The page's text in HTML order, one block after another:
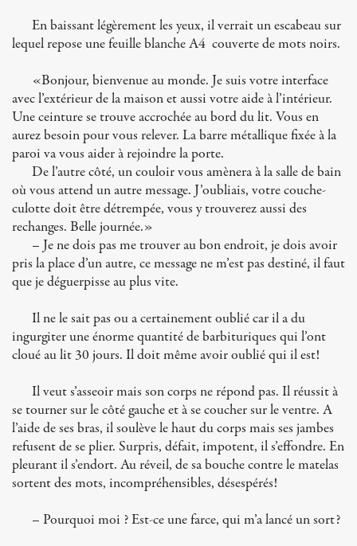
En baissant légèrement les yeux, il verrait un escabeau sur
lequel repose une feuille blanche A4 couverte de mots noirs.
«Bonjour, bienvenue au monde. Je suis votre interface
avec l’extérieur de la maison et aussi votre aide à l’intérieur.
Une ceinture se trouve accrochée au bord du lit. Vous en
aurez besoin pour vous relever. La barre métallique fixée à la
paroi va vous aider à rejoindre la porte.
De l’autre côté, un couloir vous amènera à la salle de bain
où vous attend un autre message. J’oubliais, votre couche-
culotte doit être détrempée, vous y trouverez aussi des
rechanges. Belle journée.»
– Je ne dois pas me trouver au bon endroit, je dois avoir
pris la place d’un autre, ce message ne m’est pas destiné, il faut
que je déguerpisse au plus vite.
Il ne le sait pas ou a certainement oublié car il a du
ingurgiter une énorme quantité de barbituriques qui l’ont
cloué au lit 30 jours. Il doit même avoir oublié qui il est!
Il veut s’asseoir mais son corps ne répond pas. Il réussit à
se tourner sur le côté gauche et à se coucher sur le ventre. A
l’aide de ses bras, il soulève le haut du corps mais ses jambes
refusent de se plier. Surpris, défait, impotent, il s’effondre. En
pleurant il s’endort. Au réveil, de sa bouche contre le matelas
sortent des mots, incompréhensibles, désespérés!
– Pourquoi moi ? Est-ce une farce, qui m’a lancé un sort?